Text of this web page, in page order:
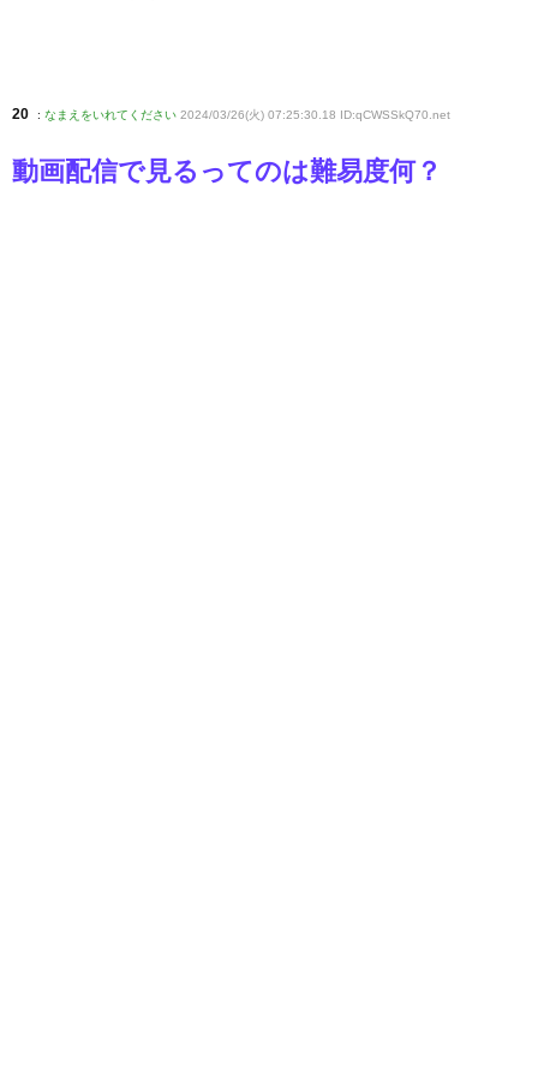
20 : なまえをいれてください 2024/03/26(火) 07:25:30.18 ID:qCWSSkQ70.net
動画配信で見るってのは難易度何？